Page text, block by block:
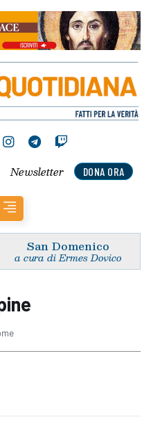
DONA ORA
Newsletter
San Domenico
a cura di Ermes Dovico